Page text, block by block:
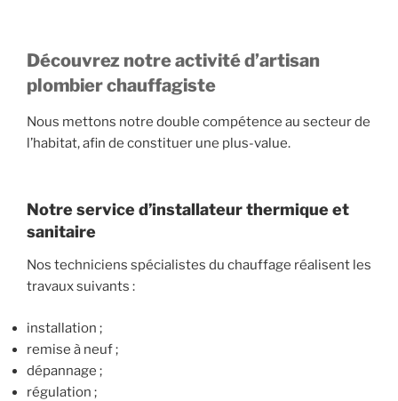
Découvrez notre activité d’artisan
plombier chauffagiste
Nous mettons notre double compétence au secteur de
l’habitat, afin de constituer une plus-value.
Notre service d’installateur thermique et
sanitaire
Nos techniciens spécialistes du chauffage réalisent les
travaux suivants :
installation ;
remise à neuf ;
dépannage ;
régulation ;